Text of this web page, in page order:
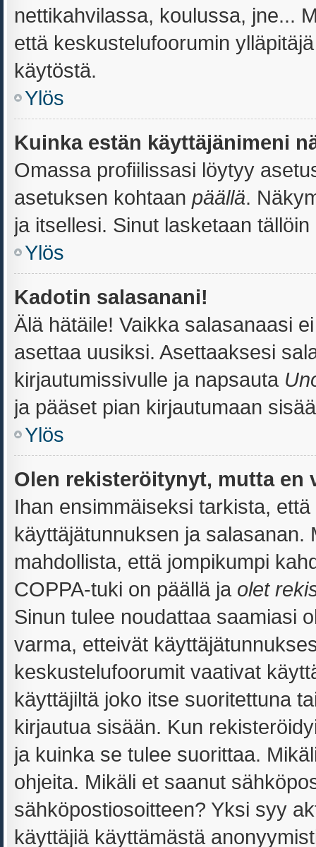
nettikahvilassa, koulussa, jne...
että keskustelufoorumin
käytöstä.
Ylös
Kuinka estän käyttäjänimeni
Omassa profiilissasi löytyy
asetuksen kohtaan päällä.
ja itsellesi. Sinut lasketaan
Ylös
Kadotin salasanani!
Älä hätäile! Vaikka salasanaasi
asettaa uusiksi. Asettaaksesi
kirjautumissivulle ja napsauta
ja pääset pian kirjautumaan
Ylös
Olen rekisteröitynyt, mutta en
Ihan ensimmäiseksi tarkista,
käyttäjätunnuksen ja
mahdollista, että jompikumpi
COPPA-tuki on päällä ja olet
Sinun tulee noudattaa saamiasi
varma, etteivät
keskustelufoorumit vaativat
käyttäjiltä joko itse suoritettuna
kirjautua sisään. Kun
ja kuinka se tulee suorittaa.
ohjeita. Mikäli et saanut
sähköpostiosoitteen? Yksi syy
käyttäjiä käyttämästä